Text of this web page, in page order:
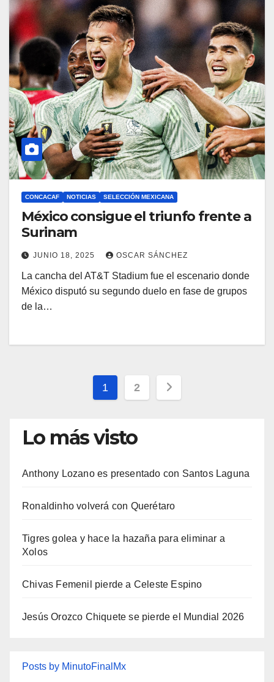
CONCACAF NOTICIAS SELECCIÓN MEXICANA
México consigue el triunfo frente a
Surinam
JUNIO 18, 2025 OSCAR SÁNCHEZ
La cancha del AT&T Stadium fue el escenario donde
México disputó su segundo duelo en fase de grupos
de la…
Paginación
entradas
1 2
Lo más visto
Anthony Lozano es presentado con Santos Laguna
Ronaldinho volverá con Querétaro
Tigres golea y hace la hazaña para eliminar a
Xolos
Chivas Femenil pierde a Celeste Espino
Jesús Orozco Chiquete se pierde el Mundial 2026
Posts by MinutoFinalMx